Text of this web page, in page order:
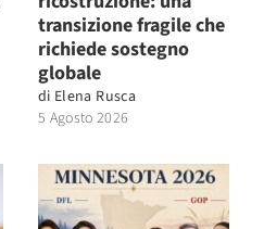
transizione fragile che
richiede sostegno
globale
di Elena Rusca
5 Agosto 2026